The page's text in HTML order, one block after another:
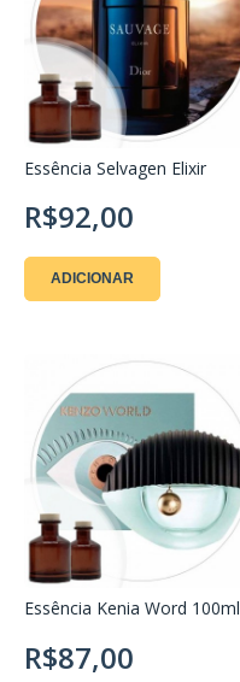
Essência Selvagen Elixir
R$92,00
ADICIONAR
Essência Kenia Word 100ml
R$87,00